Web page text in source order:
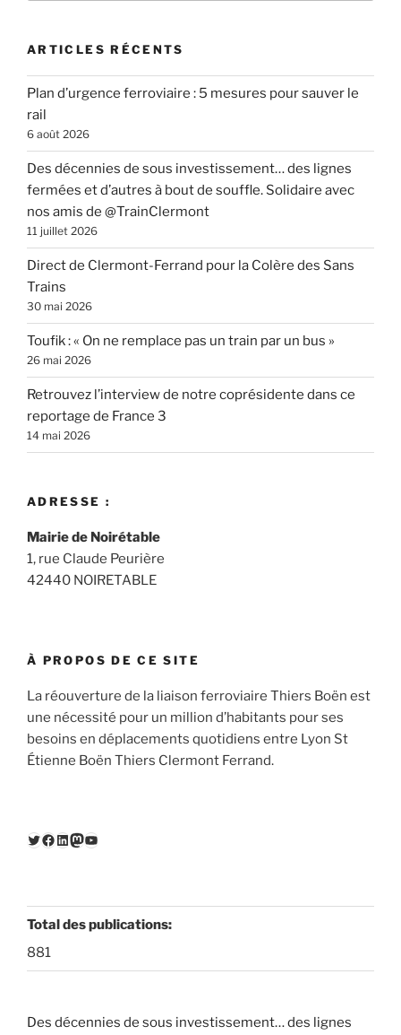
ARTICLES RÉCENTS
Plan d’urgence ferroviaire : 5 mesures pour sauver le
rail
6 août 2026
Des décennies de sous investissement… des lignes
fermées et d’autres à bout de souffle. Solidaire avec
nos amis de @TrainClermont
11 juillet 2026
Direct de Clermont-Ferrand pour la Colère des Sans
Trains
30 mai 2026
Toufik : « On ne remplace pas un train par un bus »
26 mai 2026
Retrouvez l’interview de notre coprésidente dans ce
reportage de France 3
14 mai 2026
ADRESSE :
Mairie de Noirétable
1, rue Claude Peurière
42440 NOIRETABLE
À PROPOS DE CE SITE
La réouverture de la liaison ferroviaire Thiers Boën est
une nécessité pour un million d’habitants pour ses
besoins en déplacements quotidiens entre Lyon St
Étienne Boën Thiers Clermont Ferrand.
Twitter
Facebook
LinkedIn
Mastodon
YouTube
Total des publications:
881
Des décennies de sous investissement… des lignes